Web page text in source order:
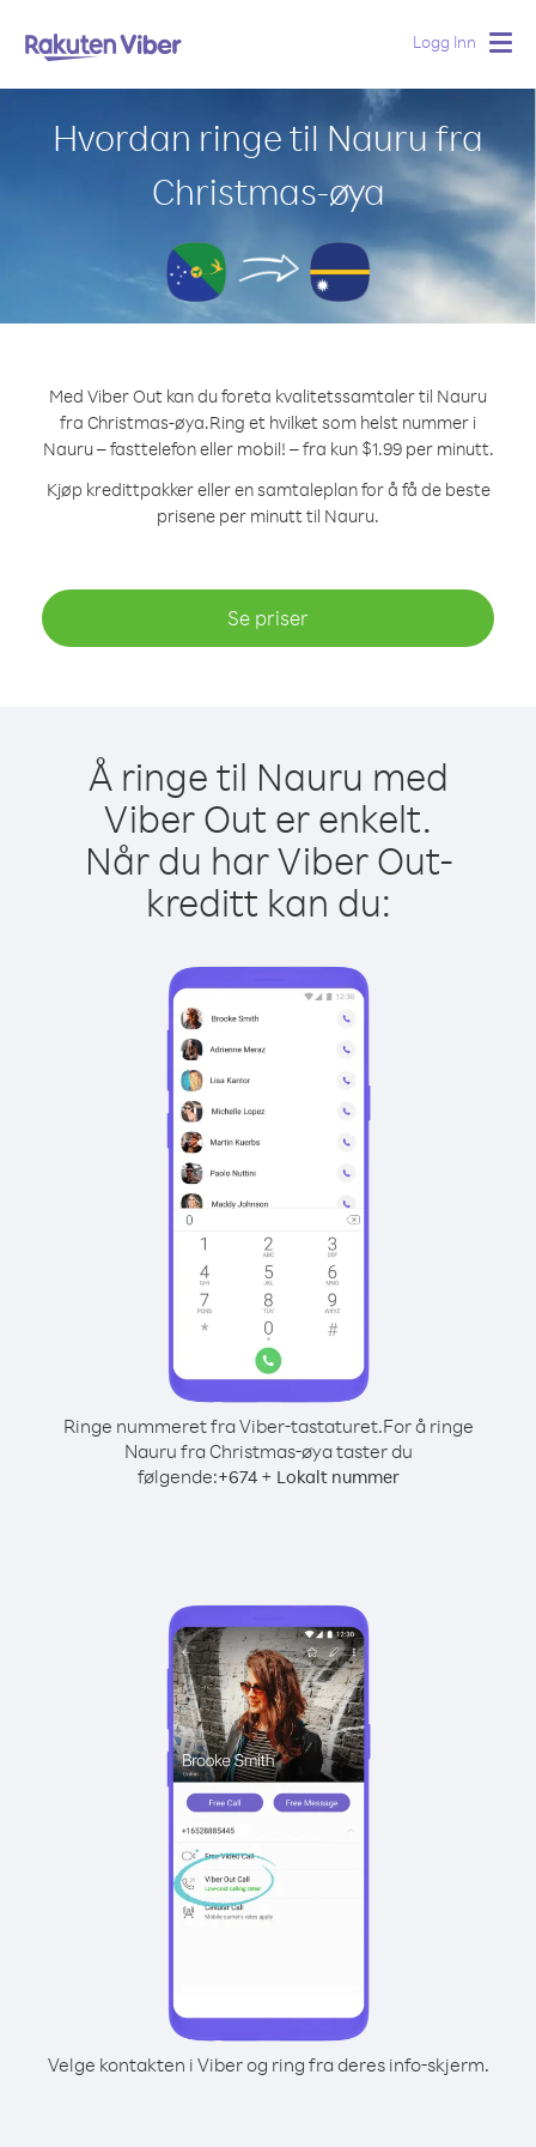
Logg Inn
Hvordan ringe til Nauru fra
Christmas-øya
Med Viber Out kan du foreta kvalitetssamtaler til Nauru
fra Christmas-øya.Ring et hvilket som helst nummer i
Nauru – fasttelefon eller mobil! – fra kun $1.99 per minutt.
Kjøp kredittpakker eller en samtaleplan for å få de beste
prisene per minutt til Nauru.
Se priser
Å ringe til Nauru med
Viber Out er enkelt.
Når du har Viber Out-
kreditt kan du:
Ringe nummeret fra Viber-tastaturet.For å ringe
Nauru fra Christmas-øya taster du
følgende:+674+ Lokalt nummer
Velge kontakten i Viber og ring fra deres info-skjerm.